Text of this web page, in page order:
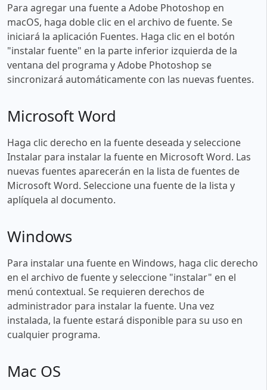
Para agregar una fuente a Adobe Photoshop en
macOS, haga doble clic en el archivo de fuente. Se
iniciará la aplicación Fuentes. Haga clic en el botón
"instalar fuente" en la parte inferior izquierda de la
ventana del programa y Adobe Photoshop se
sincronizará automáticamente con las nuevas fuentes.
Microsoft Word
Haga clic derecho en la fuente deseada y seleccione
Instalar para instalar la fuente en Microsoft Word. Las
nuevas fuentes aparecerán en la lista de fuentes de
Microsoft Word. Seleccione una fuente de la lista y
aplíquela al documento.
Windows
Para instalar una fuente en Windows, haga clic derecho
en el archivo de fuente y seleccione "instalar" en el
menú contextual. Se requieren derechos de
administrador para instalar la fuente. Una vez
instalada, la fuente estará disponible para su uso en
cualquier programa.
Mac OS